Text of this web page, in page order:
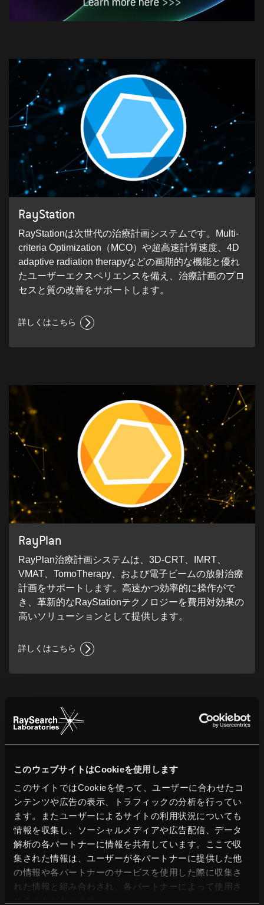
このウェブサイトはCookieを使用します
このサイトではCookieを使って、ユーザーに合わせたコ
ンテンツや広告の表示、トラフィックの分析を行ってい
ます。またユーザーによるサイトの利用状況についても
情報を収集し、ソーシャルメディアや広告配信、データ
解析の各パートナーに情報を共有しています。ここで収
集された情報は、ユーザーが各パートナーに提供した他
の情報や各パートナーのサービスを使用した際に収集さ
れた情報と組み合わされ、各パートナーによって使用さ
RayStation
RayStationは次世代の治療計画システムです。Multi-
criteria Optimization（MCO）や超高速計算速度、4D
adaptive radiation therapyなどの画期的な機能と優れ
たユーザーエクスペリエンスを備え、治療計画のプロ
セスと質の改善をサポートします。
詳しくはこちら
RayPlan
RayPlan治療計画システムは、3D-CRT、IMRT、
VMAT、TomoTherapy、および電子ビームの放射治療
計画をサポートします。高速かつ効率的に操作がで
き、革新的なRayStationテクノロジーを費用対効果の
高いソリューションとして提供します。
詳しくはこちら
RayCare
RayCareは、がん治療を支援する包括的情報システム